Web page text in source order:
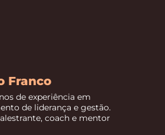
Franco
de experiência em
de liderança e gestão.
coach e mentor